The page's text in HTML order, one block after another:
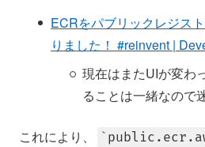
ECRをパブリックレジス
りました！ #reinvent |
現在はまたUIが変わ
ることは一緒なので
これにより、